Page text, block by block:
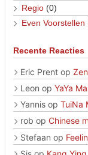
Regio (0)
Even Voorstellen
Recente Reacties
Eric Prent op
Leon op YaYa
Yannis op TuiNa
rob op Chinese
Stefaan op